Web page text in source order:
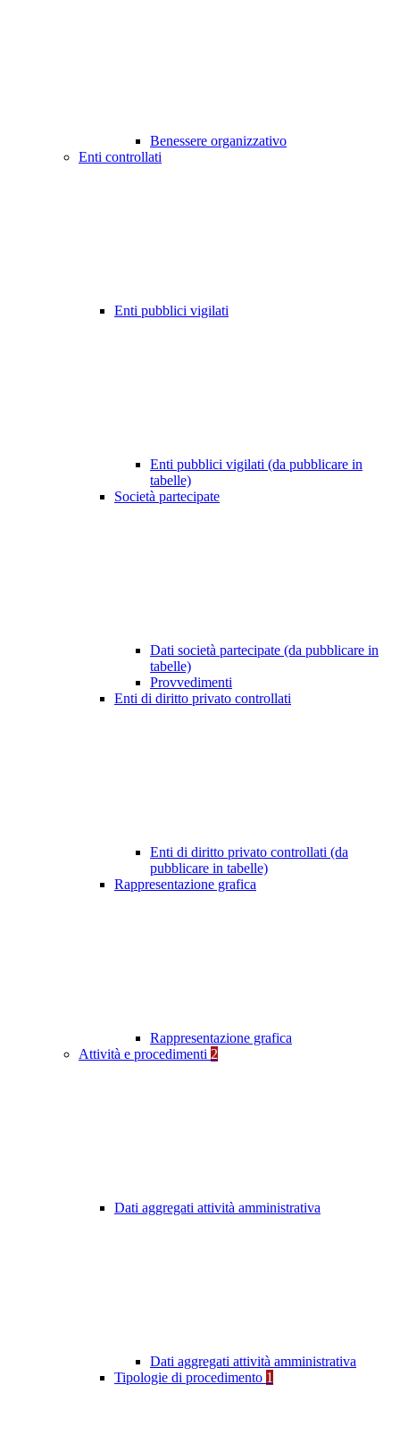
Benessere organizzativo
Enti controllati
Enti pubblici vigilati
Enti pubblici vigilati (da pubblicare in
tabelle)
Società partecipate
Dati società partecipate (da pubblicare in
tabelle)
Provvedimenti
Enti di diritto privato controllati
Enti di diritto privato controllati (da
pubblicare in tabelle)
Rappresentazione grafica
Rappresentazione grafica
Attività e procedimenti 2
Dati aggregati attività amministrativa
Dati aggregati attività amministrativa
Tipologie di procedimento 1